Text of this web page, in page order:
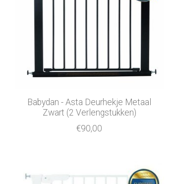
Babydan - Asta Deurhekje Metaal
Zwart (2 Verlengstukken)
€90,00